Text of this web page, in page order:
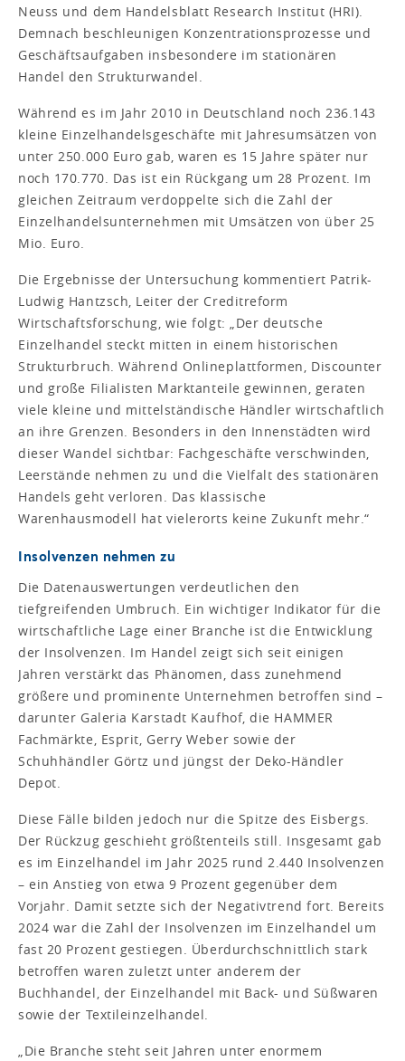
Neuss und dem Handelsblatt Research Institut (HRI).
Demnach beschleunigen Konzentrationsprozesse und
Geschäftsaufgaben insbesondere im stationären
Handel den Strukturwandel.
Während es im Jahr 2010 in Deutschland noch 236.143
kleine Einzelhandelsgeschäfte mit Jahresumsätzen von
unter 250.000 Euro gab, waren es 15 Jahre später nur
noch 170.770. Das ist ein Rückgang um 28 Prozent. Im
gleichen Zeitraum verdoppelte sich die Zahl der
Einzelhandelsunternehmen mit Umsätzen von über 25
Mio. Euro.
Die Ergebnisse der Untersuchung kommentiert Patrik-
Ludwig Hantzsch, Leiter der Creditreform
Wirtschaftsforschung, wie folgt: „Der deutsche
Einzelhandel steckt mitten in einem historischen
Strukturbruch. Während Onlineplattformen, Discounter
und große Filialisten Marktanteile gewinnen, geraten
viele kleine und mittelständische Händler wirtschaftlich
an ihre Grenzen. Besonders in den Innenstädten wird
dieser Wandel sichtbar: Fachgeschäfte verschwinden,
Leerstände nehmen zu und die Vielfalt des stationären
Handels geht verloren. Das klassische
Warenhausmodell hat vielerorts keine Zukunft mehr.“
Insolvenzen nehmen zu
Die Datenauswertungen verdeutlichen den
tiefgreifenden Umbruch. Ein wichtiger Indikator für die
wirtschaftliche Lage einer Branche ist die Entwicklung
der Insolvenzen. Im Handel zeigt sich seit einigen
Jahren verstärkt das Phänomen, dass zunehmend
größere und prominente Unternehmen betroffen sind –
darunter Galeria Karstadt Kaufhof, die HAMMER
Fachmärkte, Esprit, Gerry Weber sowie der
Schuhhändler Görtz und jüngst der Deko-Händler
Depot.
Diese Fälle bilden jedoch nur die Spitze des Eisbergs.
Der Rückzug geschieht größtenteils still. Insgesamt gab
es im Einzelhandel im Jahr 2025 rund 2.440 Insolvenzen
– ein Anstieg von etwa 9 Prozent gegenüber dem
Vorjahr. Damit setzte sich der Negativtrend fort. Bereits
2024 war die Zahl der Insolvenzen im Einzelhandel um
fast 20 Prozent gestiegen. Überdurchschnittlich stark
betroffen waren zuletzt unter anderem der
Buchhandel, der Einzelhandel mit Back- und Süßwaren
sowie der Textileinzelhandel.
„Die Branche steht seit Jahren unter enormem